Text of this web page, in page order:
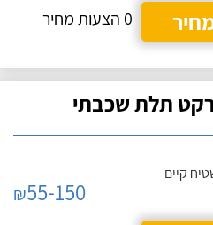
0 הצעות מחיר
תלת שכבתי
קיים
₪55-150